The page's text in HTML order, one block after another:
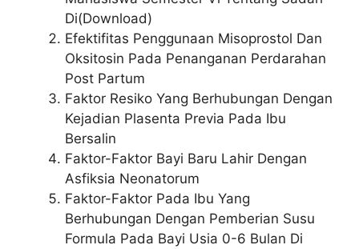
Di(Download)
Efektifitas Penggunaan Misoprostol Dan
Oksitosin Pada Penanganan Perdarahan
Post Partum
Faktor Resiko Yang Berhubungan Dengan
Kejadian Plasenta Previa Pada Ibu
Bersalin
Faktor-Faktor Bayi Baru Lahir Dengan
Asfiksia Neonatorum
Faktor-Faktor Pada Ibu Yang
Berhubungan Dengan Pemberian Susu
Formula Pada Bayi Usia 0-6 Bulan Di